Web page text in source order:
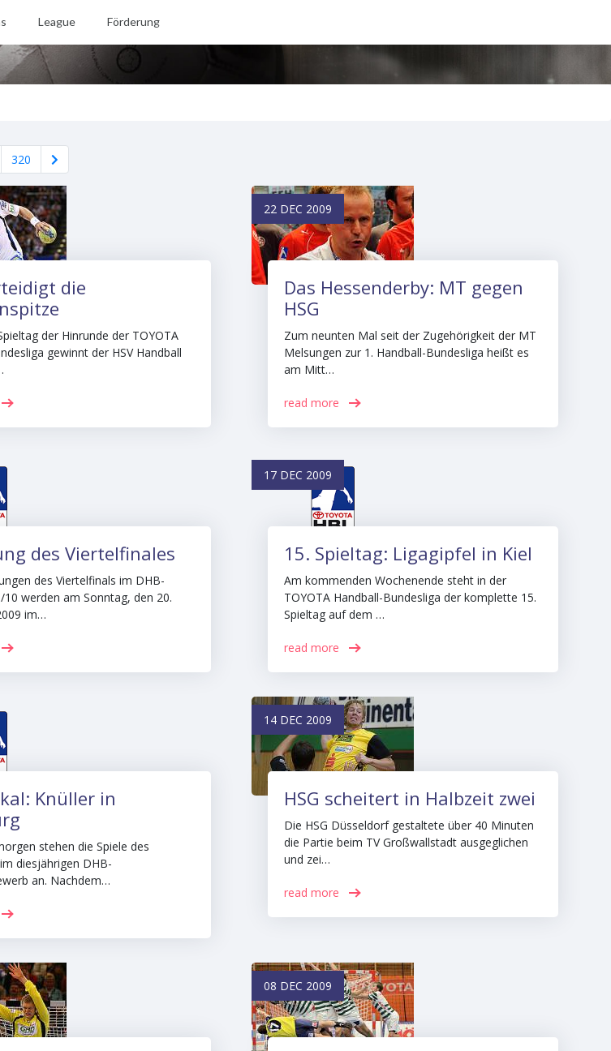
League Förderung
320
die
der Hinrunde der TOYOTA
gewinnt der HSV Handball
22 DEC 2009
Das Hessenderby: MT gegen
HSG
Zum neunten Mal seit der Zugehörigkeit der MT
Melsungen zur 1. Handball-Bundesliga heißt es
am Mitt…
read more
des Viertelfinales
des Viertelfinals im DHB-
10 werden am Sonntag, den 20.
im…
17 DEC 2009
15. Spieltag: Ligagipfel in Kiel
Am kommenden Wochenende steht in der
TOYOTA Handball-Bundesliga der komplette 15.
Spieltag auf dem …
read more
Knüller in
stehen die Spiele des
diesjährigen DHB-
an. Nachdem…
14 DEC 2009
HSG scheitert in Halbzeit zwei
Die HSG Düsseldorf gestaltete über 40 Minuten
die Partie beim TV Großwallstadt ausgeglichen
und zei…
read more
08 DEC 2009